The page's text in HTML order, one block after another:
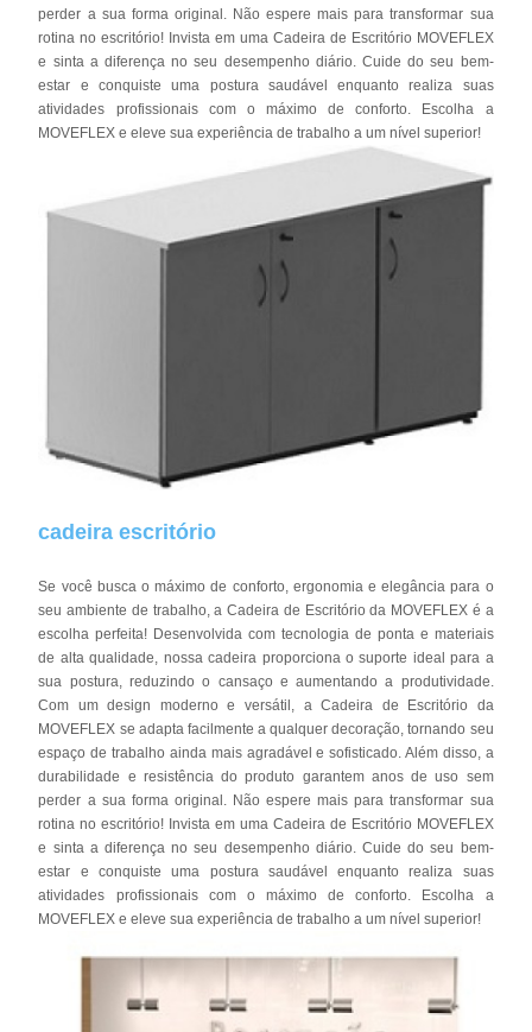
perder a sua forma original. Não espere mais para transformar sua
rotina no escritório! Invista em uma Cadeira de Escritório MOVEFLEX
e sinta a diferença no seu desempenho diário. Cuide do seu bem-
estar e conquiste uma postura saudável enquanto realiza suas
atividades profissionais com o máximo de conforto. Escolha a
MOVEFLEX e eleve sua experiência de trabalho a um nível superior!
cadeira escritório
Se você busca o máximo de conforto, ergonomia e elegância para o
seu ambiente de trabalho, a Cadeira de Escritório da MOVEFLEX é a
escolha perfeita! Desenvolvida com tecnologia de ponta e materiais
de alta qualidade, nossa cadeira proporciona o suporte ideal para a
sua postura, reduzindo o cansaço e aumentando a produtividade.
Com um design moderno e versátil, a Cadeira de Escritório da
MOVEFLEX se adapta facilmente a qualquer decoração, tornando seu
espaço de trabalho ainda mais agradável e sofisticado. Além disso, a
durabilidade e resistência do produto garantem anos de uso sem
perder a sua forma original. Não espere mais para transformar sua
rotina no escritório! Invista em uma Cadeira de Escritório MOVEFLEX
e sinta a diferença no seu desempenho diário. Cuide do seu bem-
estar e conquiste uma postura saudável enquanto realiza suas
atividades profissionais com o máximo de conforto. Escolha a
MOVEFLEX e eleve sua experiência de trabalho a um nível superior!